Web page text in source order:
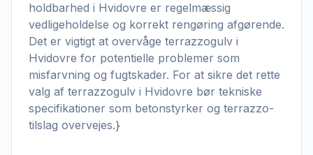
holdbarhed i Hvidovre er regelmæssig
vedligeholdelse og korrekt rengøring afgørende.
Det er vigtigt at overvåge terrazzogulv i
Hvidovre for potentielle problemer som
misfarvning og fugtskader. For at sikre det rette
valg af terrazzogulv i Hvidovre bør tekniske
specifikationer som betonstyrker og terrazzo-
tilslag overvejes.}